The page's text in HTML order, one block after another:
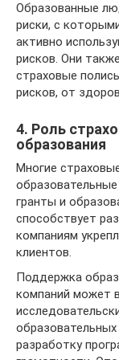
Образованные
риски, с
активно
рисков. Они
страховые
рисков, от
4. Роль
образования
Многие
гранты и
способствует
компаниям
клиентов.
Поддержка
компаний может
разработку